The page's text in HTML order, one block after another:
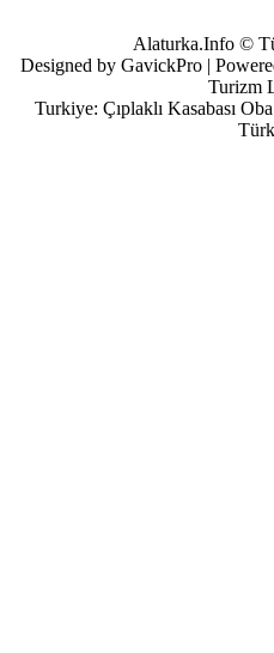
Alaturka.Info ©
Designed by GavickPro |
Turizm
Turkiye: Çıplaklı Kasabası